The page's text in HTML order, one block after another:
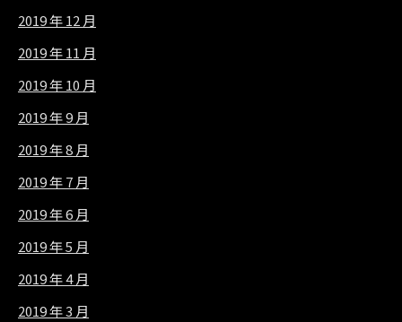
2019 年 12 月
2019 年 11 月
2019 年 10 月
2019 年 9 月
2019 年 8 月
2019 年 7 月
2019 年 6 月
2019 年 5 月
2019 年 4 月
2019 年 3 月